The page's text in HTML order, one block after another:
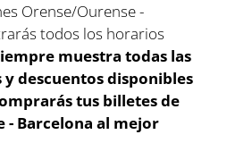
Orense/Ourense -
todos los horarios
muestra todas las
descuentos disponibles
tus billetes de
- Barcelona al mejor